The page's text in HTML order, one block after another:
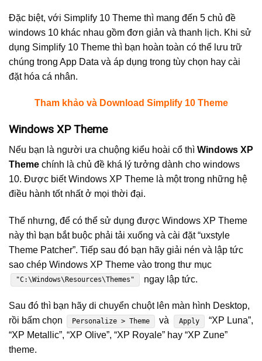
Đặc biệt, với Simplify 10 Theme thì mang đến 5 chủ đề
windows 10 khác nhau gồm đơn giản và thanh lịch. Khi sử
dụng Simplify 10 Theme thì bạn hoàn toàn có thể lưu trữ
chúng trong App Data và áp dụng trong tùy chọn hay cài
đặt hóa cá nhân.
Tham khảo và Download Simplify 10 Theme
Windows XP Theme
Nếu bạn là người ưa chuộng kiểu hoài cổ thì Windows XP
Theme chính là chủ đề khá lý tưởng dành cho windows
10. Được biết Windows XP Theme là một trong những hệ
điều hành tốt nhất ở mọi thời đại.
Thế nhưng, để có thể sử dụng được Windows XP Theme
này thì bạn bắt buộc phải tải xuống và cài đặt “uxstyle
Theme Patcher”. Tiếp sau đó bạn hãy giải nén và lập tức
sao chép Windows XP Theme vào trong thư mục
"C:\Windows\Resources\Themes" ngay lập tức.
Sau đó thì bạn hãy di chuyển chuột lên màn hình Desktop,
rồi bấm chọn
Personalize > Theme và Apply
“XP Luna”,
“XP Metallic”, “XP Olive”, “XP Royale” hay “XP Zune”
theme.